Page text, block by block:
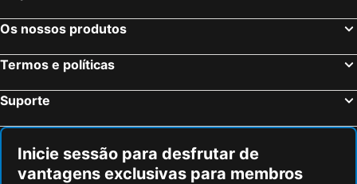
Florença, Toscana Hotéis
Bolonha, Emília-Romanha Hotéis
Palermo, Sicília Hotéis
Os nossos produtos
Termos e políticas
Suporte
Inicie sessão para desfrutar de
vantagens exclusivas para membros